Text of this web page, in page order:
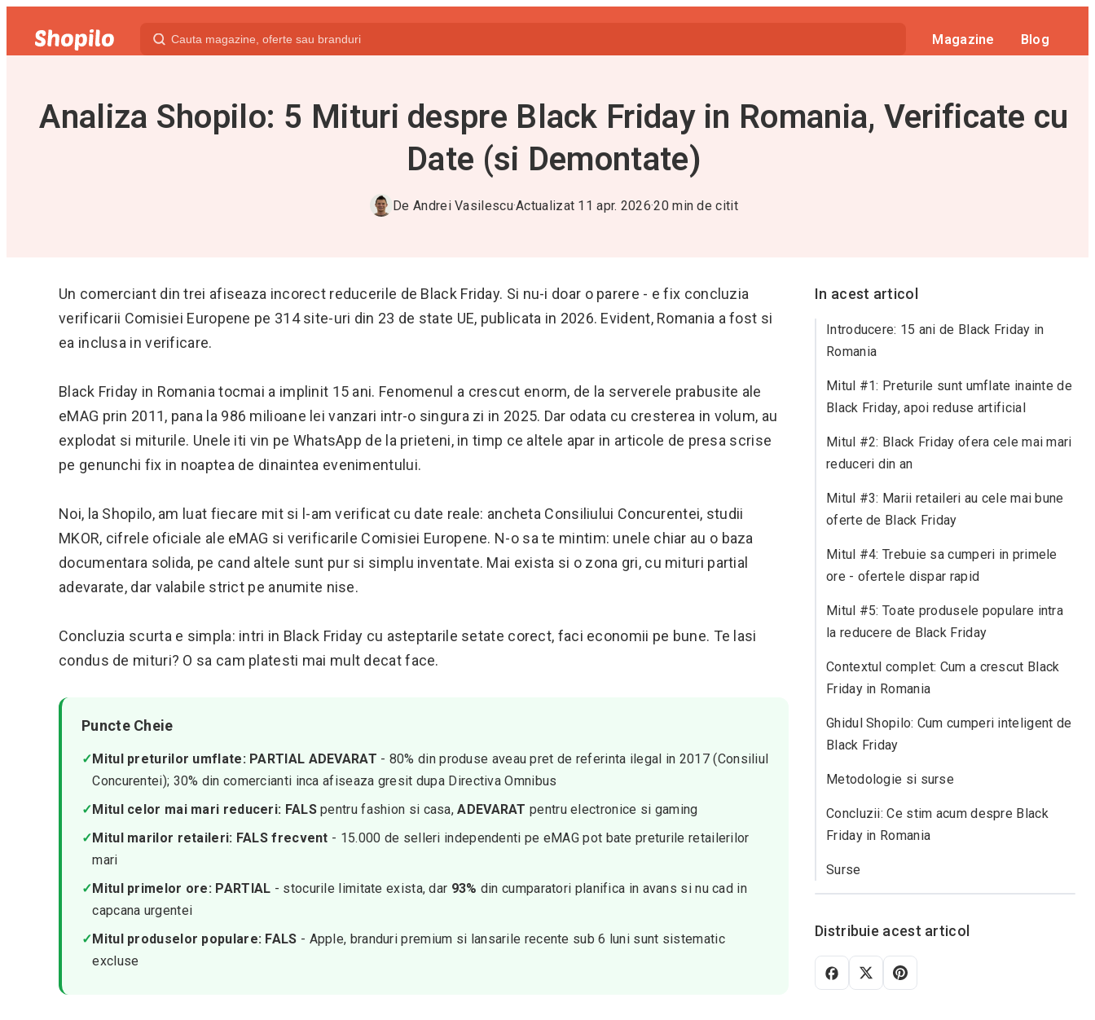
Magazine Blog
Analiza Shopilo: 5 Mituri despre Black Friday in Romania, Verificate cu
Date (si Demontate)
De Andrei Vasilescu·Actualizat 11 apr. 2026·20 min de citit
Un comerciant din trei afiseaza incorect reducerile de Black Friday. Si nu-i doar o parere - e fix concluzia
verificarii Comisiei Europene pe 314 site-uri din 23 de state UE, publicata in 2026. Evident, Romania a fost si
ea inclusa in verificare.
Black Friday in Romania tocmai a implinit 15 ani. Fenomenul a crescut enorm, de la serverele prabusite ale
eMAG prin 2011, pana la 986 milioane lei vanzari intr-o singura zi in 2025. Dar odata cu cresterea in volum, au
explodat si miturile. Unele iti vin pe WhatsApp de la prieteni, in timp ce altele apar in articole de presa scrise
pe genunchi fix in noaptea de dinaintea evenimentului.
Noi, la Shopilo, am luat fiecare mit si l-am verificat cu date reale: ancheta Consiliului Concurentei, studii
MKOR, cifrele oficiale ale eMAG si verificarile Comisiei Europene. N-o sa te mintim: unele chiar au o baza
documentara solida, pe cand altele sunt pur si simplu inventate. Mai exista si o zona gri, cu mituri partial
adevarate, dar valabile strict pe anumite nise.
Concluzia scurta e simpla: intri in Black Friday cu asteptarile setate corect, faci economii pe bune. Te lasi
condus de mituri? O sa cam platesti mai mult decat face.
Puncte Cheie
✓Mitul preturilor umflate: PARTIAL ADEVARAT - 80% din produse aveau pret de referinta ilegal in 2017 (Consiliul
Concurentei); 30% din comercianti inca afiseaza gresit dupa Directiva Omnibus
✓Mitul celor mai mari reduceri: FALSpentru fashion si casa,ADEVARAT pentru electronice si gaming
✓Mitul marilor retaileri: FALS frecvent - 15.000 de selleri independenti pe eMAG pot bate preturile retailerilor
mari
✓Mitul primelor ore: PARTIAL - stocurile limitate exista, dar 93% din cumparatori planifica in avans si nu cad in
capcana urgentei
✓Mitul produselor populare: FALS - Apple, branduri premium si lansarile recente sub 6 luni sunt sistematic
excluse
In acest articol
Introducere: 15 ani de Black Friday in
Romania
Mitul #1: Preturile sunt umflate inainte de
Black Friday, apoi reduse artificial
Mitul #2: Black Friday ofera cele mai mari
reduceri din an
Mitul #3: Marii retaileri au cele mai bune
oferte de Black Friday
Mitul #4: Trebuie sa cumperi in primele
ore - ofertele dispar rapid
Mitul #5: Toate produsele populare intra
la reducere de Black Friday
Contextul complet: Cum a crescut Black
Friday in Romania
Ghidul Shopilo: Cum cumperi inteligent de
Black Friday
Metodologie si surse
Concluzii: Ce stim acum despre Black
Friday in Romania
Surse
Distribuie acest articol